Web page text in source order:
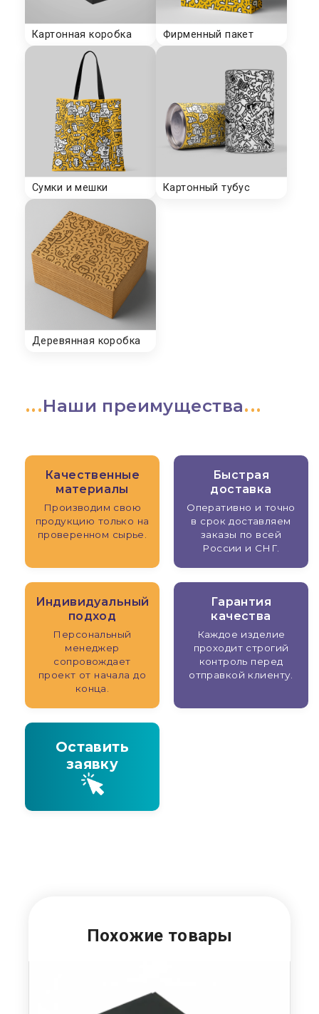
Наши преимущества
Качественные
материалы
Производим свою
продукцию только на
проверенном сырье.
Быстрая
доставка
Оперативно и точно
в срок доставляем
заказы по всей
России и СНГ.
Индивидуальный
подход
Персональный
менеджер
сопровождает
проект от начала до
конца.
Гарантия
качества
Каждое изделие
проходит строгий
контроль перед
отправкой клиенту.
Оставить
заявку
Похожие товары